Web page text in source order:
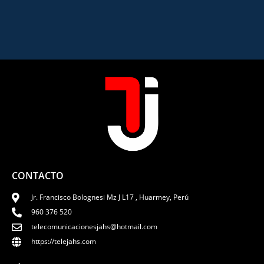
CONTACTO
Jr. Francisco Bolognesi Mz J L17 , Huarmey, Perú
960 376 520
telecomunicacionesjahs@hotmail.com
https://telejahs.com